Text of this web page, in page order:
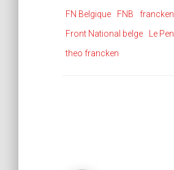
FN Belgique
FNB francken
Front National belge
Le Pen
theo francken